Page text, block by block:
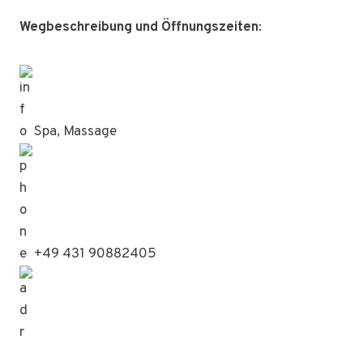
Wegbeschreibung und Öffnungszeiten:
Spa, Massage
+49 431 90882405